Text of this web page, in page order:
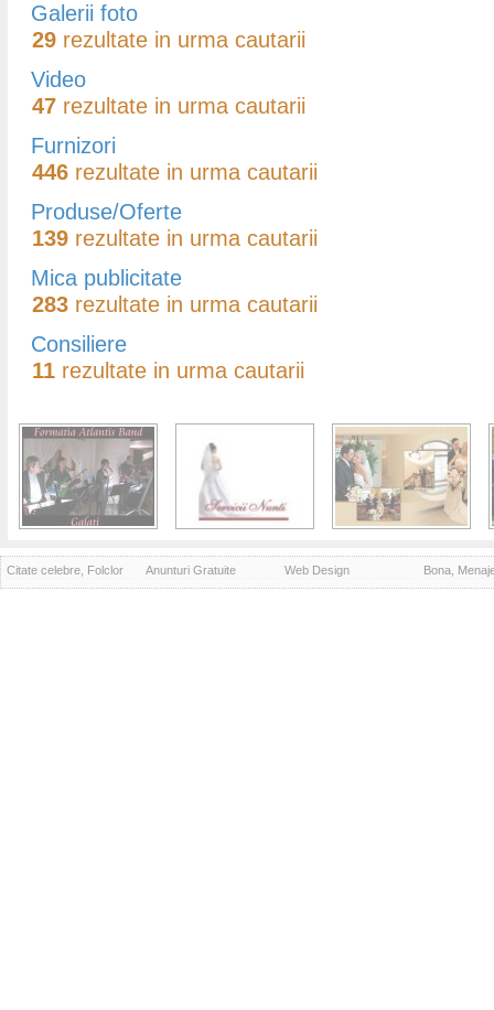
Galerii foto
29 rezultate in urma cautarii
Video
47 rezultate in urma cautarii
Furnizori
446 rezultate in urma cautarii
Produse/Oferte
139 rezultate in urma cautarii
Mica publicitate
283 rezultate in urma cautarii
Consiliere
11 rezultate in urma cautarii
Citate celebre, Folclor Anunturi Gratuite Web Design Bona,